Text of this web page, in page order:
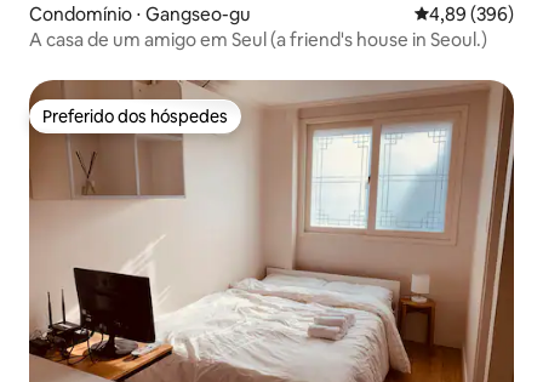
Condomínio ⋅ Gangseo-gu 4,89 de uma
4,89 (396)
A casa de um amigo em Seul (a friend's house in Seoul.)
Preferido dos hóspedes
Preferido dos hóspedes